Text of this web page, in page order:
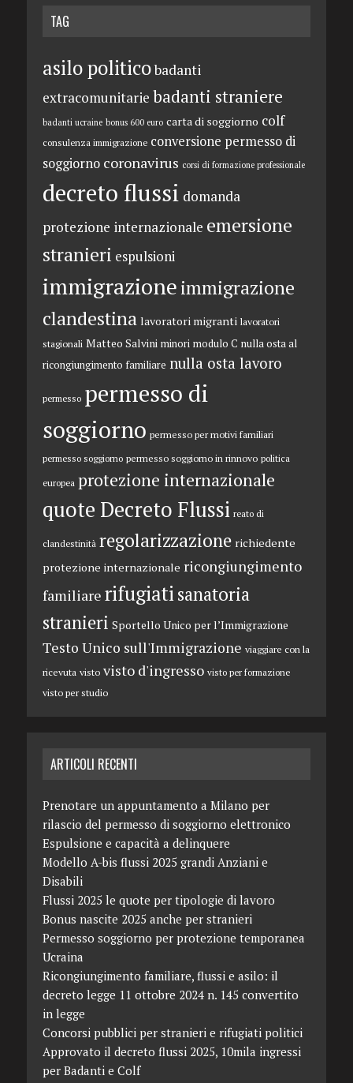
TAG
asilo politicobadanti
extracomunitarie badanti straniere
badanti ucraine bonus 600 euro carta di soggiorno colf
consulenza immigrazione conversione permesso di
soggiorno coronavirus corsi di formazione professionale
decreto flussi domanda
protezione internazionale emersione
stranieri espulsioni
immigrazioneimmigrazione
clandestina lavoratori migranti lavoratori
stagionali Matteo Salvini minori modulo C nulla osta al
ricongiungimento familiare nulla osta lavoro
permesso permesso di
soggiorno permesso per motivi familiari
permesso soggiorno permesso soggiorno in rinnovo politica
europea protezione internazionale
quote Decreto Flussi reato di
clandestinità regolarizzazione richiedente
protezione internazionale ricongiungimento
familiare rifugiatisanatoria
stranieri Sportello Unico per l’Immigrazione
Testo Unico sull'Immigrazione viaggiare con la
ricevuta visto visto d'ingresso visto per formazione
visto per studio
ARTICOLI RECENTI
Prenotare un appuntamento a Milano per
rilascio del permesso di soggiorno elettronico
Espulsione e capacità a delinquere
Modello A-bis flussi 2025 grandi Anziani e
Disabili
Flussi 2025 le quote per tipologie di lavoro
Bonus nascite 2025 anche per stranieri
Permesso soggiorno per protezione temporanea
Ucraina
Ricongiungimento familiare, flussi e asilo: il
decreto legge 11 ottobre 2024 n. 145 convertito
in legge
Concorsi pubblici per stranieri e rifugiati politici
Approvato il decreto flussi 2025, 10mila ingressi
per Badanti e Colf